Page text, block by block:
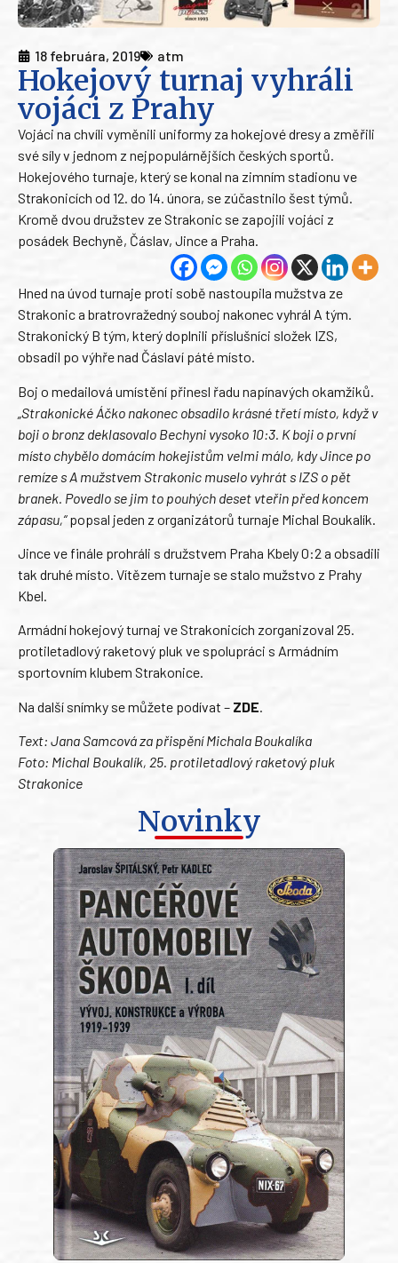
18 februára, 2019 atm
Hokejový turnaj vyhráli
vojáci z Prahy
Vojáci na chvíli vyměnili uniformy za hokejové dresy a změřili
své síly v jednom z nejpopulárnějších českých sportů.
Hokejového turnaje, který se konal na zimním stadionu ve
Strakonicích od 12. do 14. února, se zúčastnilo šest týmů.
Kromě dvou družstev ze Strakonic se zapojili vojáci z
posádek Bechyně, Čáslav, Jince a Praha.
Hned na úvod turnaje proti sobě nastoupila mužstva ze
Strakonic a bratrovražedný souboj nakonec vyhrál A tým.
Strakonický B tým, který doplnili příslušníci složek IZS,
obsadil po výhře nad Čáslaví páté místo.
Boj o medailová umístění přinesl řadu napínavých okamžiků.
„Strakonické Áčko nakonec obsadilo krásné třetí místo, když v
boji o bronz deklasovalo Bechyni vysoko 10:3. K boji o první
místo chybělo domácím hokejistům velmi málo, kdy Jince po
remíze s A mužstvem Strakonic muselo vyhrát s IZS o pět
branek. Povedlo se jim to pouhých deset vteřin před koncem
zápasu,“popsal jeden z organizátorů turnaje Michal Boukalík.
Jince ve finále prohráli s družstvem Praha Kbely 0:2 a obsadili
tak druhé místo. Vítězem turnaje se stalo mužstvo z Prahy
Kbel.
Armádní hokejový turnaj ve Strakonicích zorganizoval 25.
protiletadlový raketový pluk ve spolupráci s Armádním
sportovním klubem Strakonice.
Na další snímky se můžete podívat – ZDE
Text: Jana Samcová za přispění Michala Boukalíka
Foto: Michal Boukalík, 25. protiletadlový raketový pluk
Strakonice
Novinky